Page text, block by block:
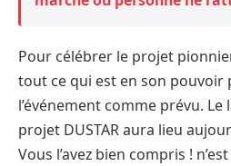
Pour célébrer le projet
tout ce qui est en son
l’événement comme prévu.
projet DUSTAR aura lieu
Vous l’avez bien compris !